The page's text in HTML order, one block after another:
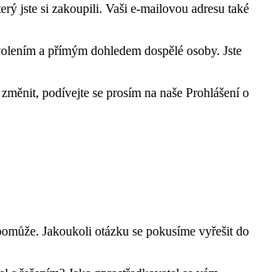
jste si zakoupili. Vaši e-mailovou adresu také
a přímým dohledem dospělé osoby. Jste
podívejte se prosím na naše Prohlášení o
Jakoukoli otázku se pokusíme vyřešit do